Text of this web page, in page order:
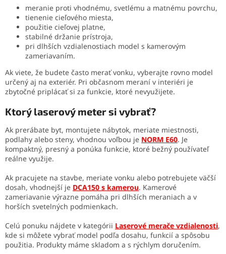
meranie proti vhodnému, svetlému a matnému povrchu,
tienenie cieľového miesta,
použitie cieľovej platne,
stabilné držanie prístroja,
pri dlhších vzdialenostiach model s kamerovým
zameriavaním.
Ak viete, že budete často merať vonku, vyberajte rovno model
určený aj na exteriér. Pri občasnom meraní v interiéri je
zbytočné priplácať si za funkcie, ktoré nevyužijete.
Ktorý laserový meter si vybrať?
Ak prerábate byt, montujete nábytok, meriate miestnosti,
podlahy alebo steny, vhodnou voľbou je NORM E60. Je
kompaktný, presný a ponúka funkcie, ktoré bežný používateľ
reálne využije.
Ak pracujete na stavbe, meriate vonku alebo potrebujete väčší
dosah, vhodnejší je DCA150 s kamerou. Kamerové
zameriavanie výrazne pomáha pri dlhších meraniach a v
horších svetelných podmienkach.
Celú ponuku nájdete v kategórii Laserové merače vzdialenosti,
kde si môžete vybrať model podľa dosahu, funkcií a spôsobu
použitia. Produkty máme skladom a s rýchlym doručením.